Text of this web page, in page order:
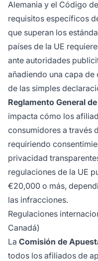
Alemania y el Código
requisitos específicos
que superan los
países de la UE
ante autoridades
añadiendo una capa
de las simples
Reglamento General
impacta cómo los
consumidores a través
requiriendo
privacidad
regulaciones de la UE
€20,000 o más,
las infracciones.
Regulaciones
Canadá)
La Comisión de
todos los afiliados de